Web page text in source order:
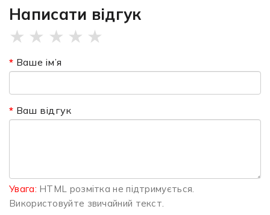
Написати відгук
★ ★ ★ ★ ★
Ваше ім’я
Ваш відгук
Увага: HTML розмітка не підтримується.
Використовуйте звичайний текст.